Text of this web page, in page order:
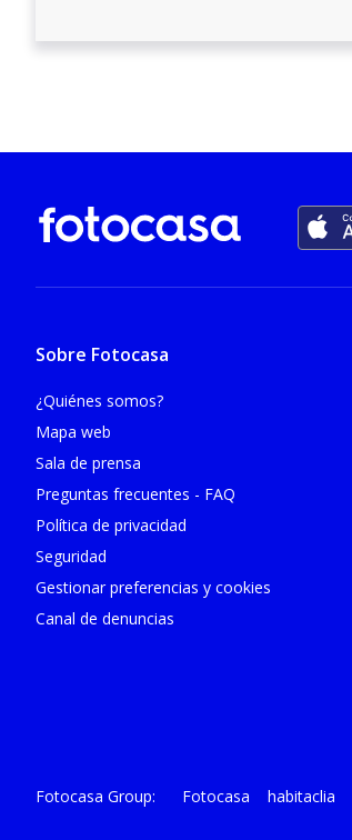
Sobre Fotocasa
¿Quiénes somos?
Mapa web
Sala de prensa
Preguntas frecuentes - FAQ
Política de privacidad
Seguridad
Gestionar preferencias y cookies
Canal de denuncias
Fotocasa Group Fotocasa habitaclia